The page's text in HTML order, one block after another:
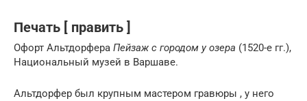
Печать [ править ]
Офорт Альтдорфера Пейзаж с городом у озера (1520-е гг.),
Национальный музей в Варшаве.
Альтдорфер был крупным мастером гравюры , у него